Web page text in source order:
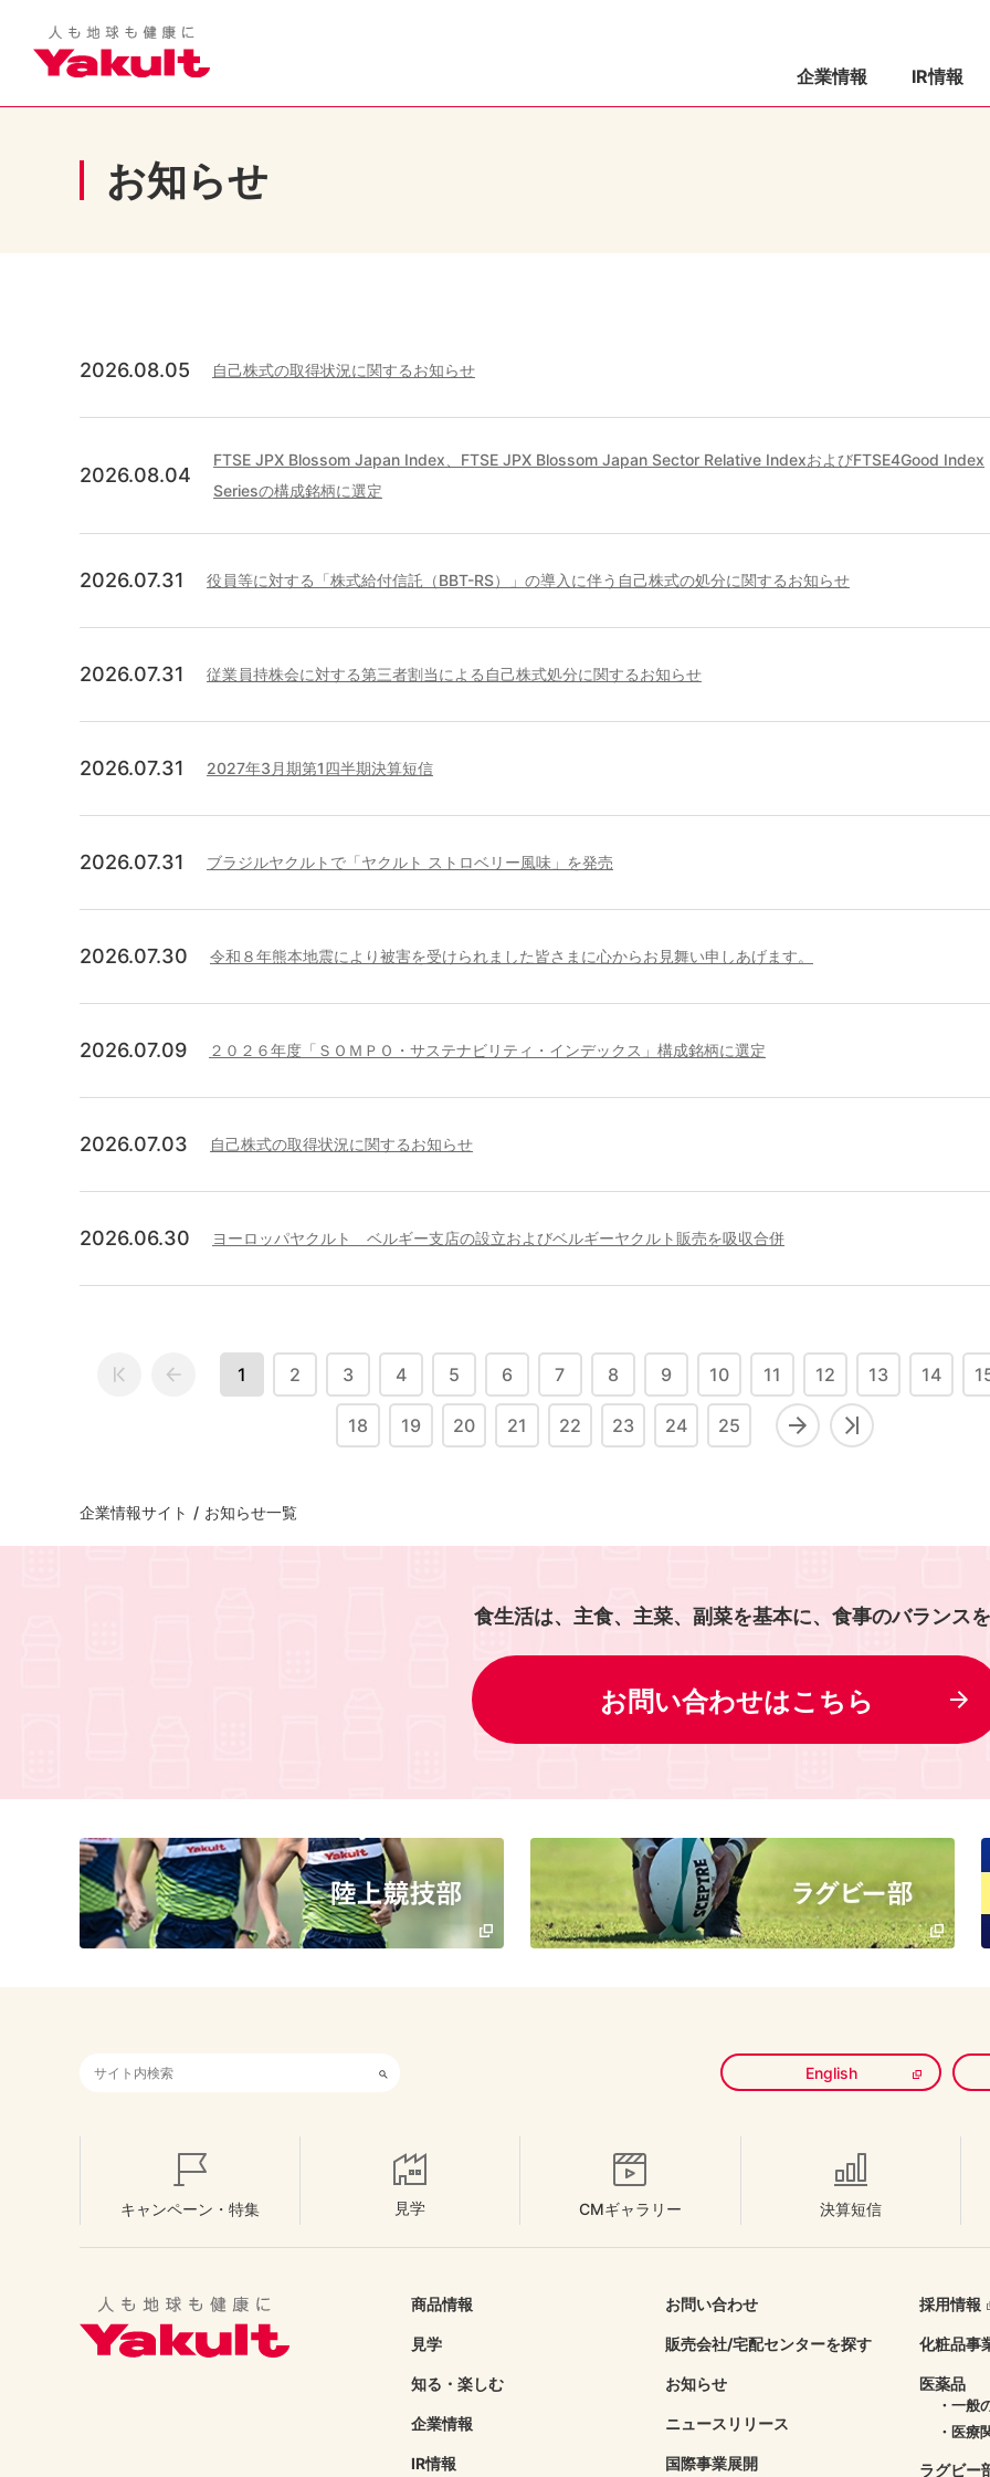
企業情報 IR情報
お知らせ
2026.08.05 自己株式の取得状況に関するお知らせ
2026.08.04
FTSE JPX Blossom Japan Index、FTSE JPX Blossom Japan Sector Relative IndexおよびFTSE4Good Index
Seriesの構成銘柄に選定
2026.07.31 役員等に対する「株式給付信託（BBT-RS）」の導入に伴う自己株式の処分に関するお知らせ
2026.07.31 従業員持株会に対する第三者割当による自己株式処分に関するお知らせ
2026.07.31 2027年3月期第1四半期決算短信
2026.07.31 ブラジルヤクルトで「ヤクルト ストロベリー風味」を発売
2026.07.30 令和８年熊本地震により被害を受けられました皆さまに心からお見舞い申しあげます。
2026.07.09 ２０２６年度「ＳＯＭＰＯ・サステナビリティ・インデックス」構成銘柄に選定
2026.07.03 自己株式の取得状況に関するお知らせ
2026.06.30 ヨーロッパヤクルト ベルギー支店の設立およびベルギーヤクルト販売を吸収合併
1 2 3 4 5 6 7 8 9 10 11 12 13 14
18 19 20 21 22 23 24 25
企業情報サイト / お知らせ一覧
食生活は、主食、主菜、副菜を基本に、食事のバランス
お問い合わせはこちら
検索キーワード入力
English
キャンペーン・特集 見学 CMギャラリー 決算短信
商品情報
見学
知る・楽しむ
企業情報
IR情報
お問い合わせ
販売会社/宅配センターを探す
お知らせ
ニュースリリース
国際事業展開
採用情報
化粧品事
医薬品
・一般
・医療
ラグビー